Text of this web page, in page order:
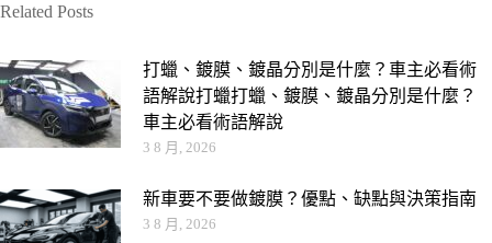
Related Posts
打蠟、鍍膜、鍍晶分別是什麼？車主必看術
語解說打蠟打蠟、鍍膜、鍍晶分別是什麼？
車主必看術語解說
3 8 月, 2026
新車要不要做鍍膜？優點、缺點與決策指南
3 8 月, 2026